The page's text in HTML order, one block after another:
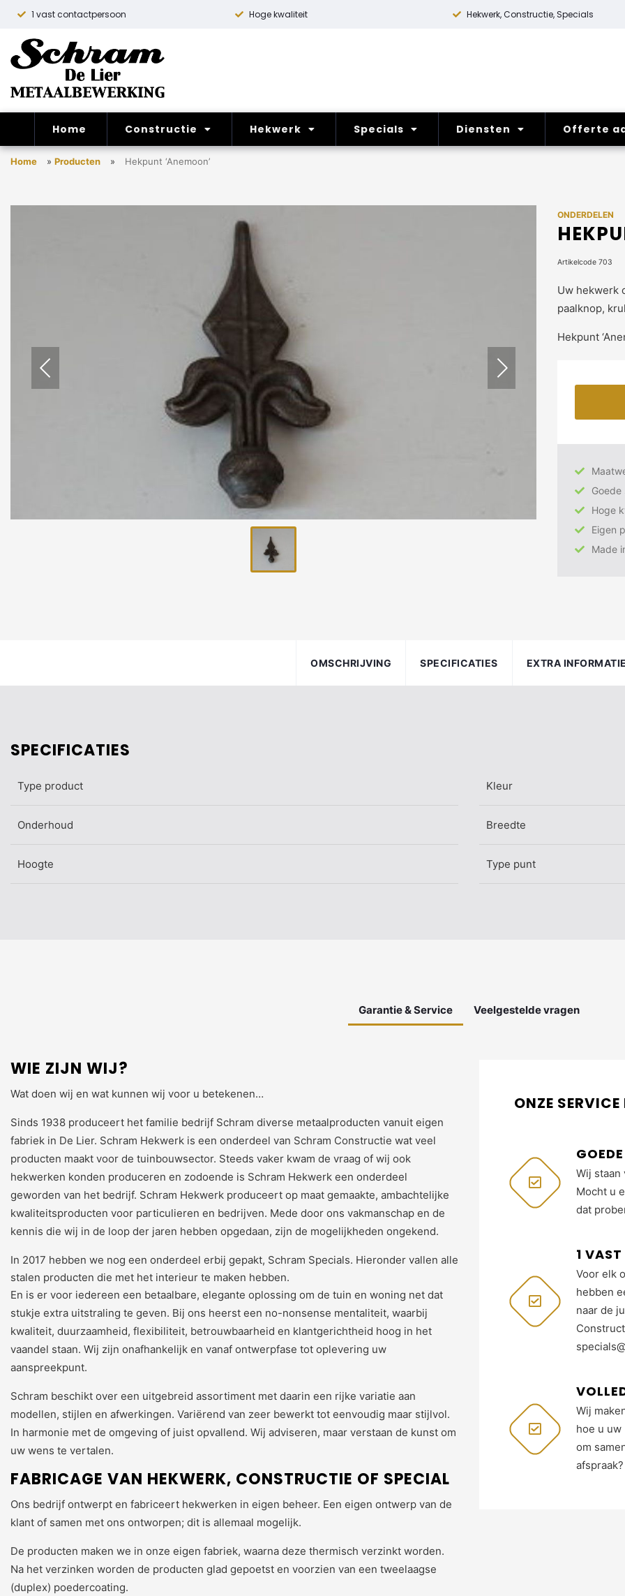
1 vast contactpersoon Hoge kwaliteit Hekwerk, Constructie, Specials
Home Constructie Hekwerk Specials Diensten Offerte
Home » Producten » Hekpunt ‘Anemoon’
ONDERDELEN
Artikelcode 703
Uw hekwerk
paalknop,
Hekpunt
Hoge
Eigen
Made
OMSCHRIJVING SPECIFICATIES EXTRA
SPECIFICATIES
Type product Kleur
Onderhoud Breedte
Hoogte Type punt
Garantie & Service Veelgestelde vragen
WIE ZIJN WIJ?
Wat doen wij en wat kunnen wij voor u betekenen…
Sinds 1938 produceert het familie bedrijf Schram diverse metaalproducten vanuit eigen
fabriek in De Lier. Schram Hekwerk is een onderdeel van Schram Constructie wat veel
producten maakt voor de tuinbouwsector. Steeds vaker kwam de vraag of wij ook
hekwerken konden produceren en zodoende is Schram Hekwerk een onderdeel
geworden van het bedrijf. Schram Hekwerk produceert op maat gemaakte, ambachtelijke
kwaliteitsproducten voor particulieren en bedrijven. Mede door ons vakmanschap en de
kennis die wij in de loop der jaren hebben opgedaan, zijn de mogelijkheden ongekend.
In 2017 hebben we nog een onderdeel erbij gepakt, Schram Specials. Hieronder vallen alle
stalen producten die met het interieur te maken hebben.
En is er voor iedereen een betaalbare, elegante oplossing om de tuin en woning net dat
stukje extra uitstraling te geven. Bij ons heerst een no-nonsense mentaliteit, waarbij
kwaliteit, duurzaamheid, flexibiliteit, betrouwbaarheid en klantgerichtheid hoog in het
vaandel staan. Wij zijn onafhankelijk en vanaf ontwerpfase tot oplevering uw
aanspreekpunt.
Schram beschikt over een uitgebreid assortiment met daarin een rijke variatie aan
modellen, stijlen en afwerkingen. Variërend van zeer bewerkt tot eenvoudig maar stijlvol.
In harmonie met de omgeving of juist opvallend. Wij adviseren, maar verstaan de kunst om
uw wens te vertalen.
FABRICAGE VAN HEKWERK, CONSTRUCTIE OF SPECIAL
Ons bedrijf ontwerpt en fabriceert hekwerken in eigen beheer. Een eigen ontwerp van de
klant of samen met ons ontworpen; dit is allemaal mogelijk.
De producten maken we in onze eigen fabriek, waarna deze thermisch verzinkt worden.
Na het verzinken worden de producten glad gepoetst en voorzien van een tweelaagse
(duplex) poedercoating.
ONZE
Wij staan
Mocht u
dat
1
Voor elk
hebben
naar de
Wij
hoe u
om